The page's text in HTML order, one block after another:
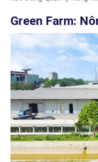
Green Farm: